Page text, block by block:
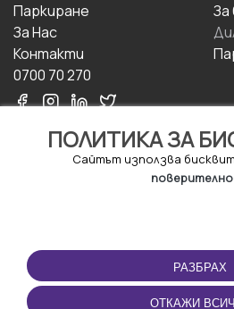
ПОЛИТИКА ЗА
Сайтът използва
РАЗБРАХ
ОТКАЖИ
Паркиране
За Hас
Контакти
0700 70 270
За
ПОЛЗВАНЕ
Правила и условия за
ползване